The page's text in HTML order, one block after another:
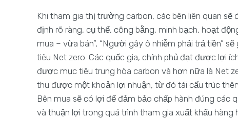
Khi tham gia thị trường carbon, các bên liên quan
định rõ ràng, cụ thể, công bằng, minh bạch, hoạt
mua – vừa bán”, “Người gây ô nhiễm phải trả tiền”
tiêu Net zero. Các quốc gia, chính phủ đạt được lợi
được mục tiêu trung hòa carbon và hơn nữa là Net
thu được một khoản lợi nhuận, từ đó tái cấu trúc
Bên mua sẽ có lợi để đảm bảo chấp hành đúng các
và thuận lợi trong quá trình tham gia xuất khẩu hàng